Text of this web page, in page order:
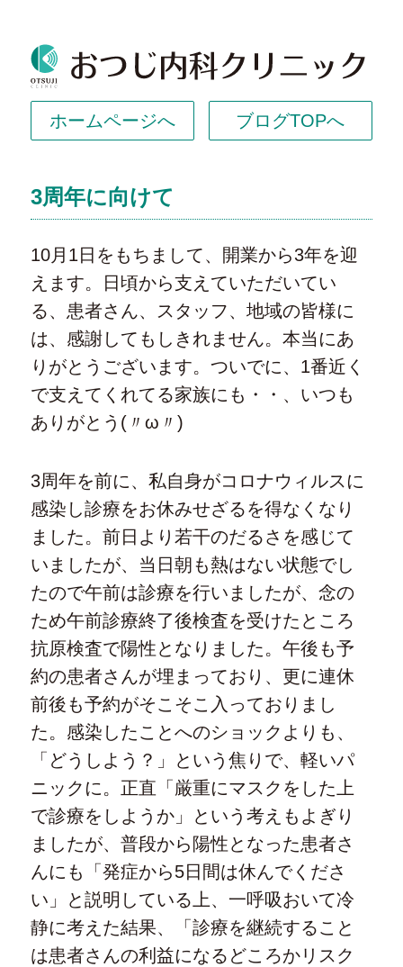
ホームページへ ブログTOPへ
3周年に向けて
10月1日をもちまして、開業から3年を迎
えます。日頃から支えていただいてい
る、患者さん、スタッフ、地域の皆様に
は、感謝してもしきれません。本当にあ
りがとうございます。ついでに、1番近く
で支えてくれてる家族にも・・、いつも
ありがとう(〃ω〃)
3周年を前に、私自身がコロナウィルスに
感染し診療をお休みせざるを得なくなり
ました。前日より若干のだるさを感じて
いましたが、当日朝も熱はない状態でし
たので午前は診療を行いましたが、念の
ため午前診療終了後検査を受けたところ
抗原検査で陽性となりました。午後も予
約の患者さんが埋まっており、更に連休
前後も予約がそこそこ入っておりまし
た。感染したことへのショックよりも、
「どうしよう？」という焦りで、軽いパ
ニックに。正直「厳重にマスクをした上
で診療をしようか」という考えもよぎり
ましたが、普段から陽性となった患者さ
んにも「発症から5日間は休んでくださ
い」と説明している上、一呼吸おいて冷
静に考えた結果、「診療を継続すること
は患者さんの利益になるどころかリスク